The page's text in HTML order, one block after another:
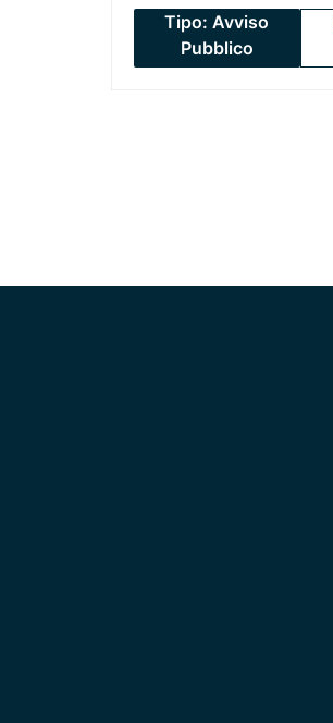
Tipo: Avviso
Pubblico